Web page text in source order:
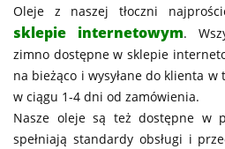
Oleje z naszej tłoczni
sklepie internetowym.
zimno dostępne w sklepie
na bieżąco i wysyłane do klienta
w ciągu 1-4 dni od zamówienia.
Nasze oleje są też dostępne w
spełniają standardy obsługi i